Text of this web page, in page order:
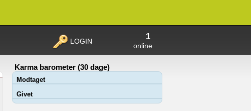
1
online
LOGIN
Karma barometer (30 dage)
Modtaget
Givet